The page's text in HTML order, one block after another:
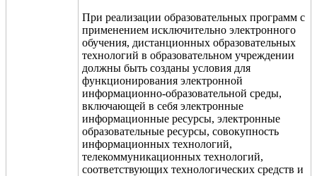
При реализации образовательных программ с
применением исключительно электронного
обучения, дистанционных образовательных
технологий в образовательном учреждении
должны быть созданы условия для
функционирования электронной
информационно-образовательной среды,
включающей в себя электронные
информационные ресурсы, электронные
образовательные ресурсы, совокупность
информационных технологий,
телекоммуникационных технологий,
соответствующих технологических средств и